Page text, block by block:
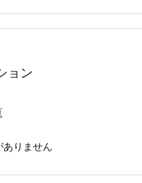
ョン
ありません